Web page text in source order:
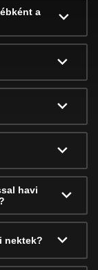
a
havi
nektek?